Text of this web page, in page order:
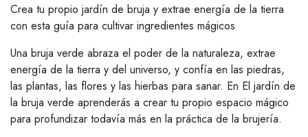
Crea tu propio jardín de bruja y extrae energía de la tierra
con esta guía para cultivar ingredientes mágicos
Una bruja verde abraza el poder de la naturaleza, extrae
energía de la tierra y del universo, y confía en las piedras,
las plantas, las flores y las hierbas para sanar. En El jardín de
la bruja verde aprenderás a crear tu propio espacio mágico
para profundizar todavía más en la práctica de la brujería.